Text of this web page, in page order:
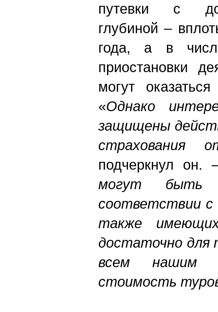
путевки с
глубиной –
года, а в
приостановки
могут
«Однако
защищены
страхования
подчеркнул
могут быть
соответствии с
также
достаточно для
всем нашим
стоимость